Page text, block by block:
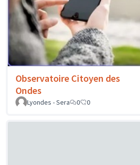
Observatoire Citoyen des
Ondes
Lyondes - Sera
0 0